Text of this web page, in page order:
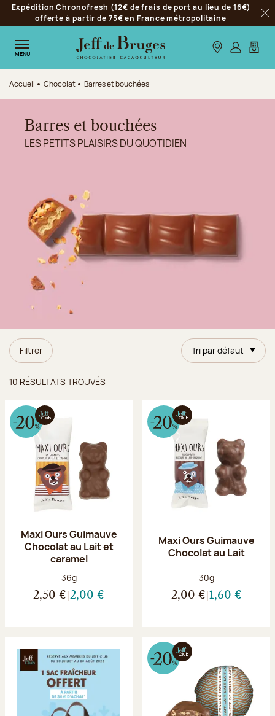
Aller à la navigation
Aller au contenu principal
Aller au pied de page
Expédition Chronofresh (12€ de frais de port au lieu de 16€)
offerte à partir de 75€ en France métropolitaine
MENU Nos boutiques
S’identifier
Mon
Accueil Chocolat Barres et bouchées
Barres et bouchées
LES PETITS PLAISIRS DU QUOTIDIEN
Filtrer Tri par défaut
10 RÉSULTATS TROUVÉS
Maxi Ours Guimauve
Chocolat au Lait et
caramel
Poids net :
36g
2,50 € 2,00 €
Maxi Ours Guimauve
Chocolat au Lait
Poids net :
30g
2,00 € 1,60 €
Offre Jeff Club du 20 juillet au 23